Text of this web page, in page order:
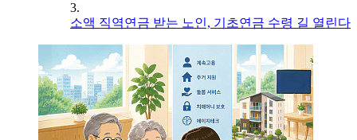
3.
소액 직역연금 받는 노인, 기초연금 수령 길 열린다